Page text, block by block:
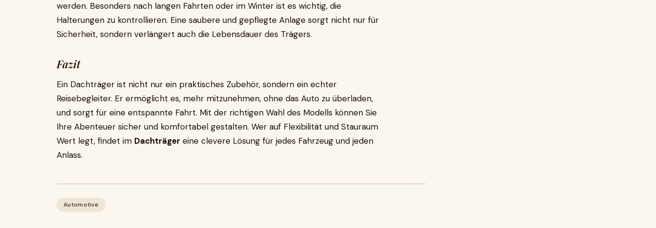
werden. Besonders nach langen Fahrten oder im Winter ist es wichtig, die
Halterungen zu kontrollieren. Eine saubere und gepflegte Anlage sorgt nicht nur für
Sicherheit, sondern verlängert auch die Lebensdauer des Trägers.
Fazit
Ein Dachträger ist nicht nur ein praktisches Zubehör, sondern ein echter
Reisebegleiter. Er ermöglicht es, mehr mitzunehmen, ohne das Auto zu überladen,
und sorgt für eine entspannte Fahrt. Mit der richtigen Wahl des Modells können Sie
Ihre Abenteuer sicher und komfortabel gestalten. Wer auf Flexibilität und Stauraum
Wert legt, findet im Dachträger eine clevere Lösung für jedes Fahrzeug und jeden
Anlass.
Automotive